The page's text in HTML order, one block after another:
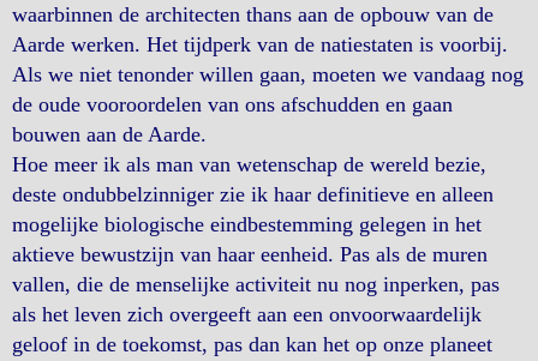
waarbinnen de architecten thans aan de opbouw van de
Aarde werken. Het tijdperk van de natiestaten is voorbij.
Als we niet tenonder willen gaan, moeten we vandaag nog
de oude vooroordelen van ons afschudden en gaan
bouwen aan de Aarde.
Hoe meer ik als man van wetenschap de wereld bezie,
deste ondubbelzinniger zie ik haar definitieve en alleen
mogelijke biologische eindbestemming gelegen in het
aktieve bewustzijn van haar eenheid. Pas als de muren
vallen, die de menselijke activiteit nu nog inperken, pas
als het leven zich overgeeft aan een onvoorwaardelijk
geloof in de toekomst, pas dan kan het op onze planeet